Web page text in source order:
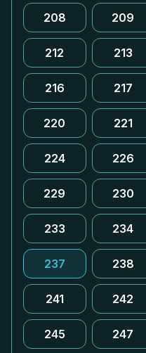
208 209
212 213
216 217
220 221
224 226
229 230
233 234
237 238
241 242
245 247